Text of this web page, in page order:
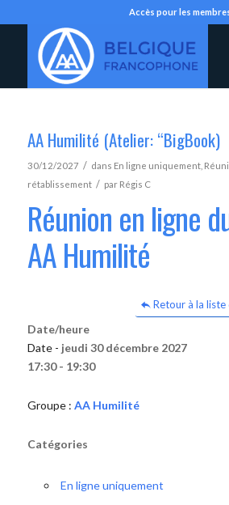
Accès pour les
AA Humilité (Atelier: “BigBook)
30/12/2027 / dans En ligne uniquement,
rétablissement / par Régis C
Réunion en ligne
AA Humilité
Retour à la liste
Date/heure
Date - jeudi 30 décembre 2027
17:30 - 19:30
Groupe : AA Humilité
Catégories
En ligne uniquement